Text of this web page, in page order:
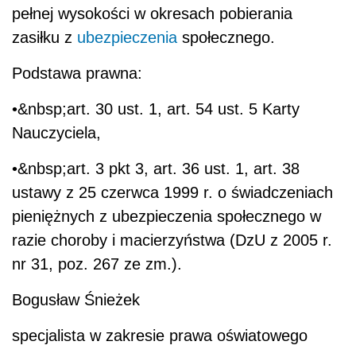
pełnej wysokości w okresach pobierania
zasiłku z ubezpieczeniaspołecznego.
Podstawa prawna:
•&nbsp;art. 30 ust. 1, art. 54 ust. 5 Karty
Nauczyciela,
•&nbsp;art. 3 pkt 3, art. 36 ust. 1, art. 38
ustawy z 25 czerwca 1999 r. o świadczeniach
pieniężnych z ubezpieczenia społecznego w
razie choroby i macierzyństwa (DzU z 2005 r.
nr 31, poz. 267 ze zm.).
Bogusław Śnieżek
specjalista w zakresie prawa oświatowego